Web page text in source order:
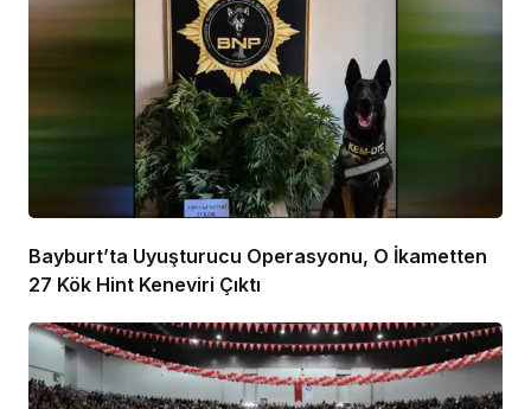
Bayburt’ta Uyuşturucu Operasyonu, O İkametten
27 Kök Hint Keneviri Çıktı